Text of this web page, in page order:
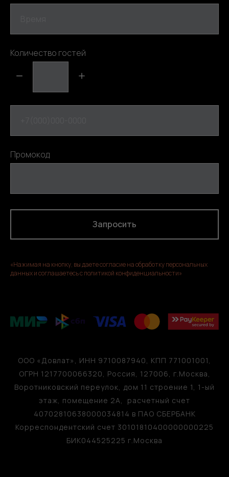
Количество гостей
Промокод
Запросить
«Нажимая на кнопку, вы даете согласие на обработку персональных
данных и соглашаетесь c политикой конфиденциальности»
ООО «Довлат», ИНН 9710087940, КПП 771001001,
ОГРН 1217700066320, Россия, 127006, г.Москва,
Воротниковский переулок, дом 11 строение 1, 1-ый
этаж, помещение 2А, расчетный счет
40702810638000034814 в ПАО СБЕРБАНК
Корреспондентский счет 30101810400000000225
БИК044525225 г.Москва